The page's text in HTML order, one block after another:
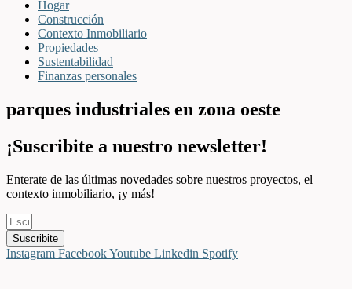
Hogar
Construcción
Contexto Inmobiliario
Propiedades
Sustentabilidad
Finanzas personales
parques industriales en zona oeste
¡Suscribite a nuestro newsletter!
Enterate de las últimas novedades sobre nuestros proyectos, el
contexto inmobiliario, ¡y más!
Suscribite
Instagram FacebookYoutube Linkedin Spotify